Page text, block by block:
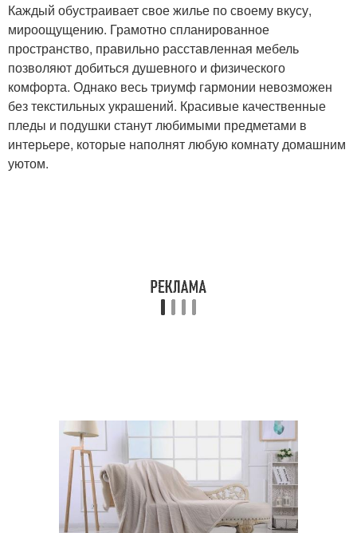
Каждый обустраивает свое жилье по своему вкусу,
мироощущению. Грамотно спланированное
пространство, правильно расставленная мебель
позволяют добиться душевного и физического
комфорта. Однако весь триумф гармонии невозможен
без текстильных украшений. Красивые качественные
пледы и подушки станут любимыми предметами в
интерьере, которые наполнят любую комнату домашним
уютом.